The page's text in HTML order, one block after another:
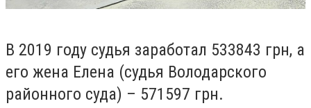
В 2019 году судья заработал 533843 грн, а
его жена Елена (судья Володарского
районного суда) – 571597 грн.